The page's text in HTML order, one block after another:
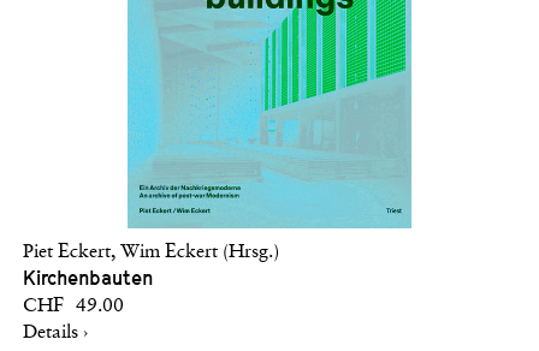
Piet Eckert, Wim Eckert (Hrsg.)
Kirchenbauten
CHF 49.00
Details ›